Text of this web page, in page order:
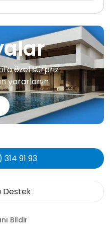
özel sürpriz
yararlanın
91 93
Destek
Bildir